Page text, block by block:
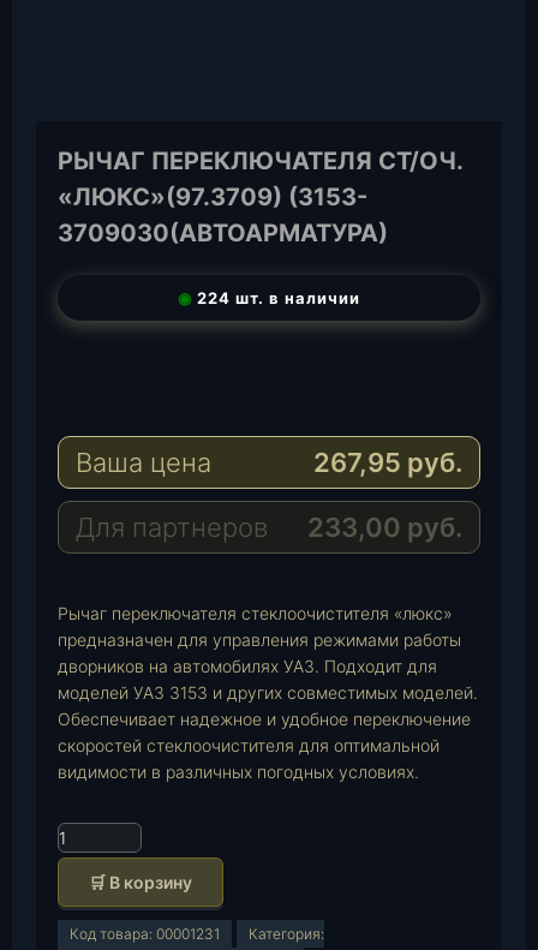
РЫЧАГ ПЕРЕКЛЮЧАТЕЛЯ СТ/ОЧ.
«ЛЮКС»(97.3709) (3153-
3709030(АВТОАРМАТУРА)
◉ 224 шт. в наличии
e
r
a
m
a
s
A
p
a
i
l
Ваша цена 267,95 руб.
Для партнеров 233,00 руб.
Рычаг переключателя стеклоочистителя «люкс»
предназначен для управления режимами работы
дворников на автомобилях УАЗ. Подходит для
моделей УАЗ 3153 и других совместимых моделей.
Обеспечивает надежное и удобное переключение
скоростей стеклоочистителя для оптимальной
видимости в различных погодных условиях.
К
о
и
🛒 В корзину
Код товара: 00001231
Категория: